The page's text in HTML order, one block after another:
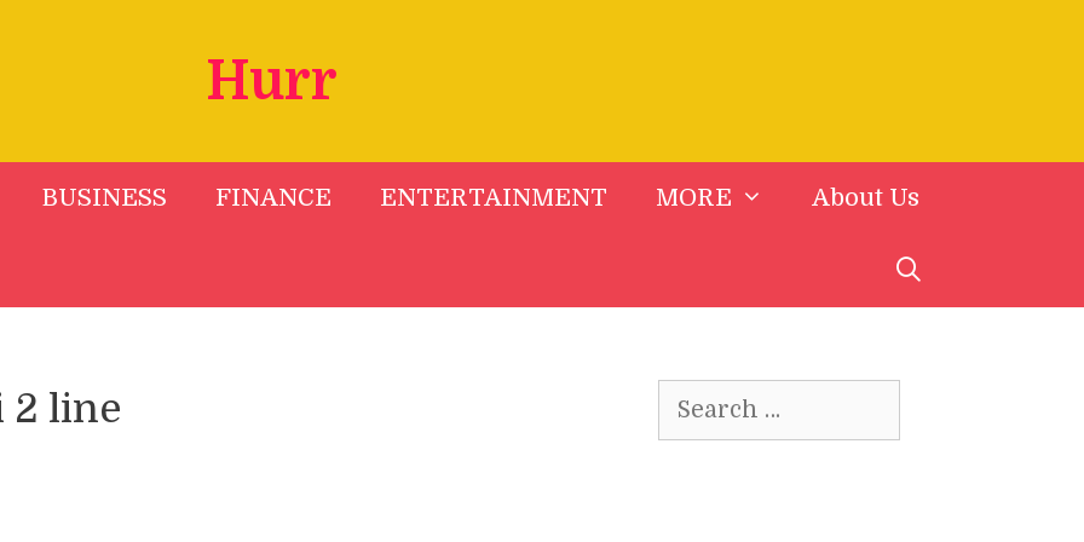
Hurr
BUSINESS FINANCE ENTERTAINMENT MORE About Us
2 line
for: